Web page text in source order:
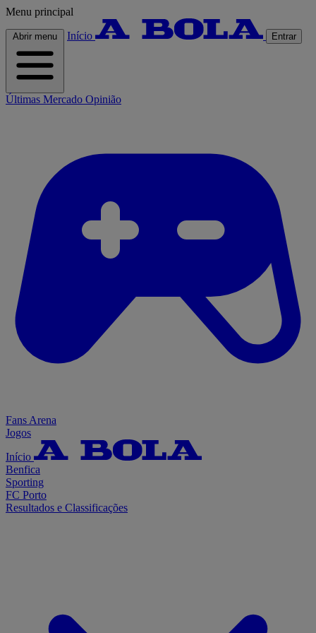
Menu principal
Abrir menu Início Entrar
Últimas Mercado Opinião
Fans Arena
Jogos
Início
Benfica
Sporting
FC Porto
Resultados e Classificações